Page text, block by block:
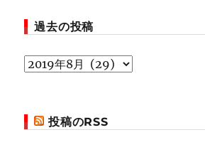
過去の投稿
過
投
投稿のRSS